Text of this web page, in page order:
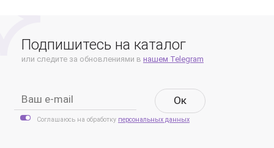
Подпишитесь на каталог
или следите за обновлениями в нашем Telegram
Oк
Соглашаюсь на обработку персональных данных